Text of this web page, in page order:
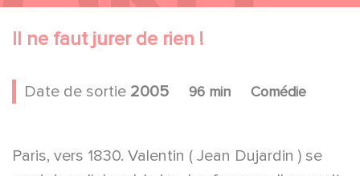
Il ne faut jurer de rien !
Date de sortie 2005 96 min Comédie
Paris, vers 1830. Valentin ( Jean Dujardin ) se